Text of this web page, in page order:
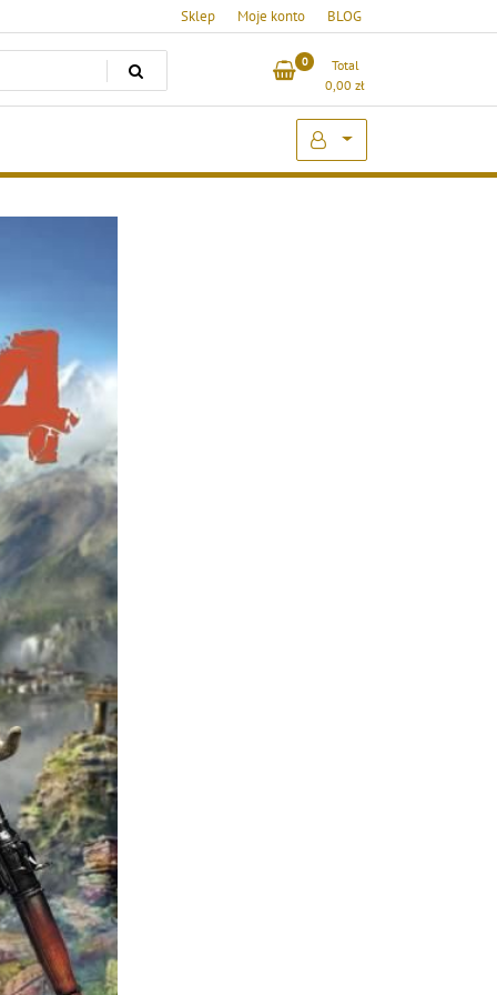
Sklep Moje konto BLOG
0
Total
0,00 zł